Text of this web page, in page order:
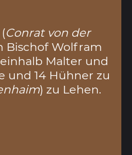
Conrat von der
Bischof Wolfram
Malter und
und 14 Hühner zu
) zu Lehen.